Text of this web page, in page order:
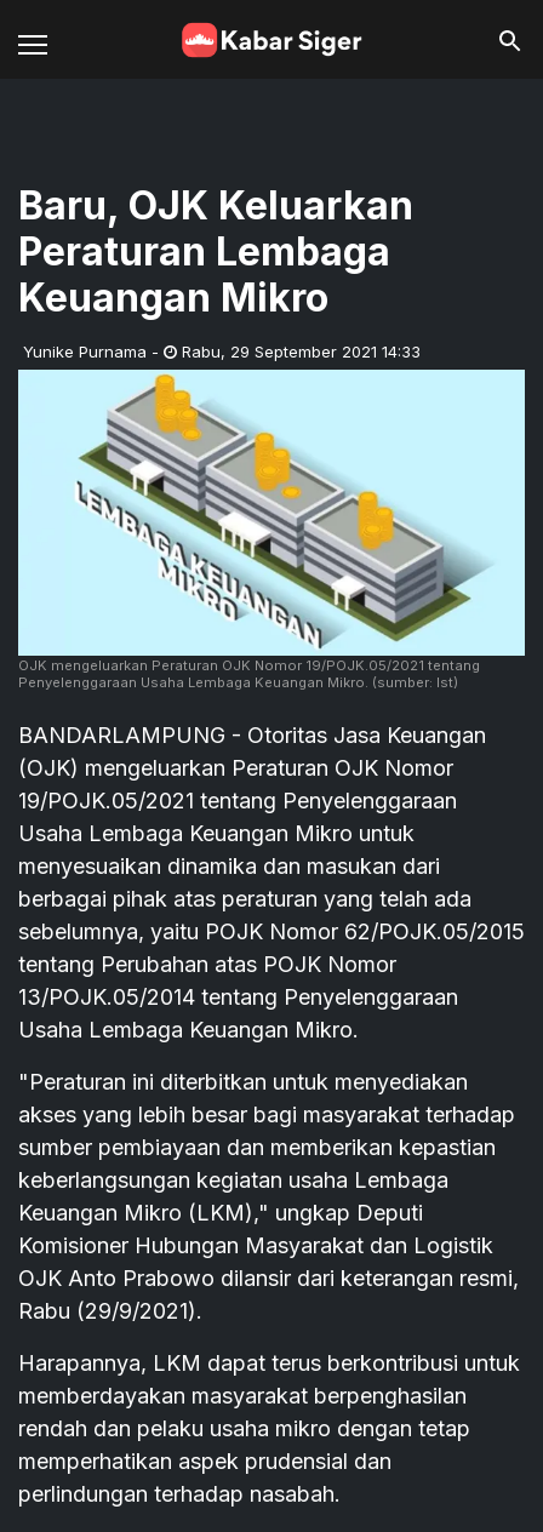
Baru, OJK Keluarkan
Peraturan Lembaga
Keuangan Mikro
Yunike Purnama - Rabu, 29 September 2021 14:33
OJK mengeluarkan Peraturan OJK Nomor 19/POJK.05/2021 tentang
Penyelenggaraan Usaha Lembaga Keuangan Mikro. (sumber: Ist)
BANDARLAMPUNG - Otoritas Jasa Keuangan
(OJK) mengeluarkan Peraturan OJK Nomor
19/POJK.05/2021 tentang Penyelenggaraan
Usaha Lembaga Keuangan Mikro untuk
menyesuaikan dinamika dan masukan dari
berbagai pihak atas peraturan yang telah ada
sebelumnya, yaitu POJK Nomor 62/POJK.05/2015
tentang Perubahan atas POJK Nomor
13/POJK.05/2014 tentang Penyelenggaraan
Usaha Lembaga Keuangan Mikro.
"Peraturan ini diterbitkan untuk menyediakan
akses yang lebih besar bagi masyarakat terhadap
sumber pembiayaan dan memberikan kepastian
keberlangsungan kegiatan usaha Lembaga
Keuangan Mikro (LKM)," ungkap Deputi
Komisioner Hubungan Masyarakat dan Logistik
OJK Anto Prabowo dilansir dari keterangan resmi,
Rabu (29/9/2021).
Harapannya, LKM dapat terus berkontribusi untuk
memberdayakan masyarakat berpenghasilan
rendah dan pelaku usaha mikro dengan tetap
memperhatikan aspek prudensial dan
perlindungan terhadap nasabah.